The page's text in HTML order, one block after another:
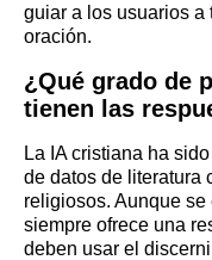
guiar a los usuarios a
oración.
¿Qué grado de
tienen las
La IA cristiana ha
de datos de literatura
religiosos. Aunque
siempre ofrece una
deben usar el